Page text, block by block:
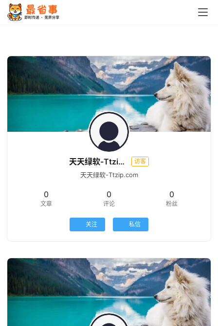
天天绿软-Ttzip.com 访客
天天绿软-Ttzip.com
0
文章
0
评论
0
粉丝
关注 私信